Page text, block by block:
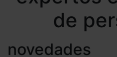
de
novedades